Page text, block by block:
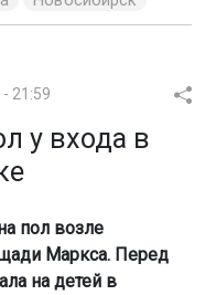
- 21:59
у входа в
пол возле
Маркса. Перед
на детей в